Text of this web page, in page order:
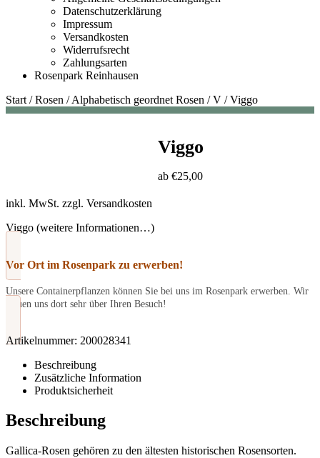
Datenschutzerklärung
Impressum
Versandkosten
Widerrufsrecht
Zahlungsarten
Rosenpark Reinhausen
Start /Rosen /Alphabetisch geordnet Rosen /V /Viggo
Viggo
ab €25,00
inkl. MwSt. zzgl. Versandkosten
Viggo (weitere Informationen…)
Vor Ort im Rosenpark zu erwerben!
Unsere Containerpflanzen können Sie bei uns im Rosenpark erwerben. Wir
freuen uns dort sehr über Ihren Besuch!
Artikelnummer: 200028341
Beschreibung
Zusätzliche Information
Produktsicherheit
Beschreibung
Gallica-Rosen gehören zu den ältesten historischen Rosensorten.